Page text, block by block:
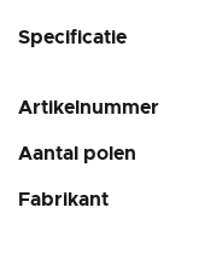
Specificatie
Artikelnummer
Aantal polen
Fabrikant
Ga
begin
de
gallerij